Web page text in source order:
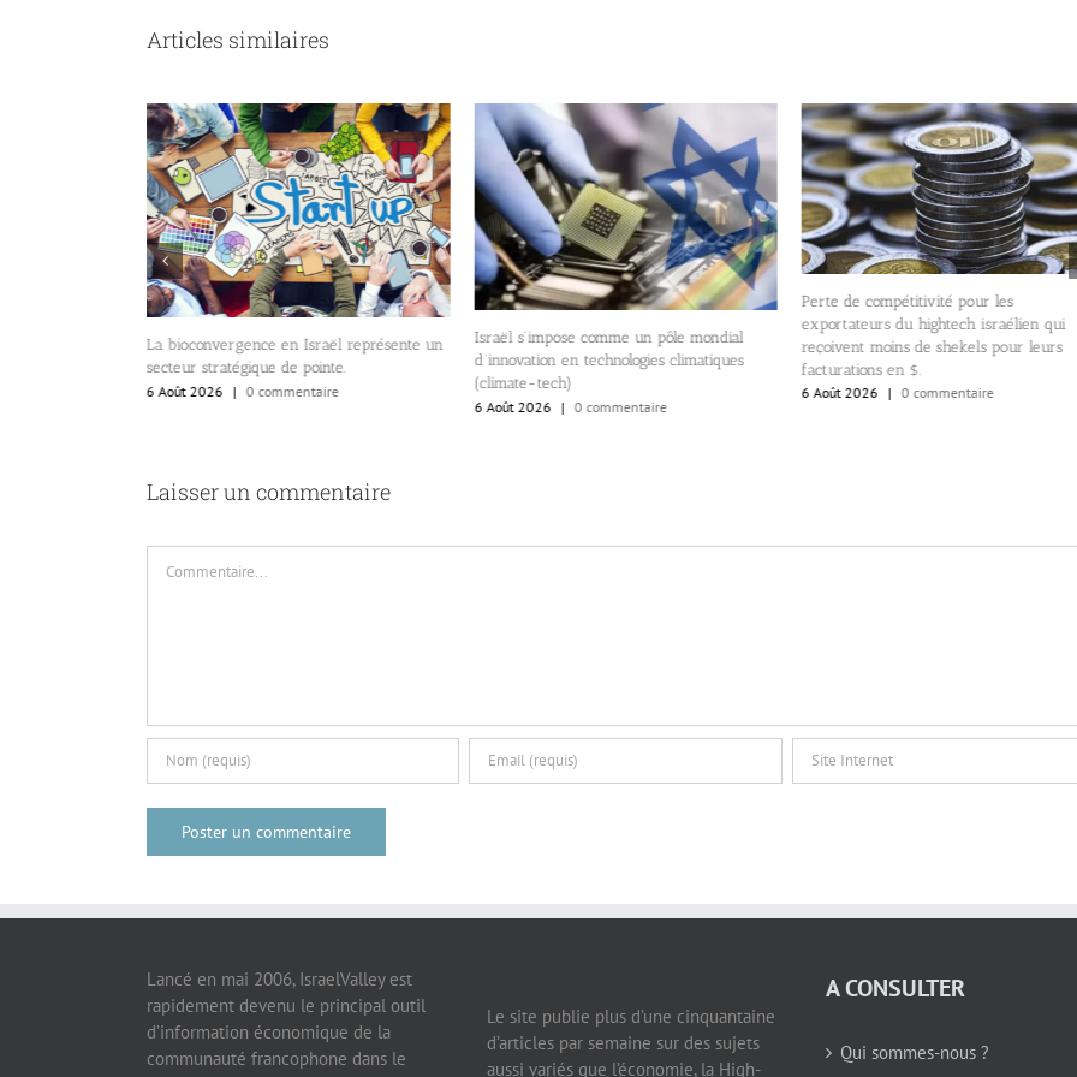
Articles similaires
La bioconvergence en Israël représente un
secteur stratégique de pointe.
6 Août 2026 | 0 commentaire
Israël s’impose comme un pôle mondial
d’innovation en technologies climatiques
(climate-tech)
6 Août 2026 | 0 commentaire
Perte de compétitivité pour les
exportateurs du hightech israélien qui
reçoivent moins de shekels pour leurs
facturations en $.
6 Août 2026 | 0 commentaire
Laisser un commentaire
Lancé en mai 2006, IsraelValley est
rapidement devenu le principal outil
d’information économique de la
communauté francophone dans le
Le site publie plus d’une cinquantaine
d’articles par semaine sur des sujets
aussi variés que l’économie, la High-
A CONSULTER
Qui sommes-nous ?